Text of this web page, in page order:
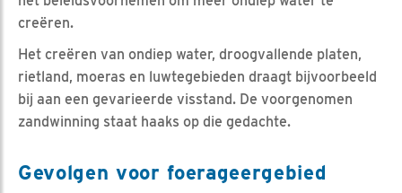
creëren.
Het creëren van ondiep water, droogvallende platen,
rietland, moeras en luwtegebieden draagt bijvoorbeeld
bij aan een gevarieerde visstand. De voorgenomen
zandwinning staat haaks op die gedachte.
Gevolgen voor foerageergebied